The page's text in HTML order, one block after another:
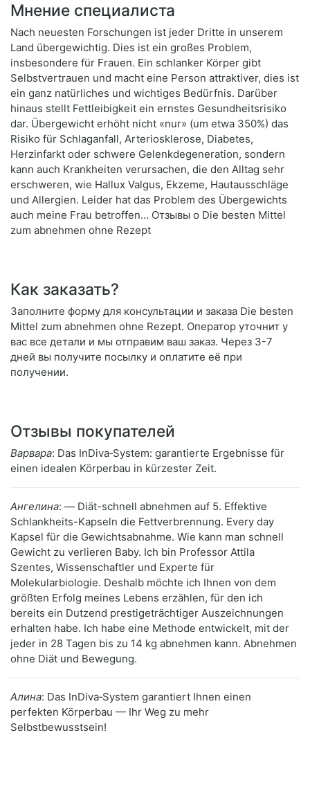
Мнение специалиста
Nach neuesten Forschungen ist jeder Dritte in unserem
Land übergewichtig. Dies ist ein großes Problem,
insbesondere für Frauen. Ein schlanker Körper gibt
Selbstvertrauen und macht eine Person attraktiver, dies ist
ein ganz natürliches und wichtiges Bedürfnis. Darüber
hinaus stellt Fettleibigkeit ein ernstes Gesundheitsrisiko
dar. Übergewicht erhöht nicht «nur» (um etwa 350%) das
Risiko für Schlaganfall, Arteriosklerose, Diabetes,
Herzinfarkt oder schwere Gelenkdegeneration, sondern
kann auch Krankheiten verursachen, die den Alltag sehr
erschweren, wie Hallux Valgus, Ekzeme, Hautausschläge
und Allergien. Leider hat das Problem des Übergewichts
auch meine Frau betroffen… Отзывы о Die besten Mittel
zum abnehmen ohne Rezept
Как заказать?
Заполните форму для консультации и заказа Die besten
Mittel zum abnehmen ohne Rezept. Оператор уточнит у
вас все детали и мы отправим ваш заказ. Через 3-7
дней вы получите посылку и оплатите её при
получении.
Отзывы покупателей
Варвара: Das InDiva‑System: garantierte Ergebnisse für
einen idealen Körperbau in kürzester Zeit.
Ангелина: — Diät-schnell abnehmen auf 5. Effektive
Schlankheits-Kapseln die Fettverbrennung. Every day
Kapsel für die Gewichtsabnahme. Wie kann man schnell
Gewicht zu verlieren Baby. Ich bin Professor Attila
Szentes, Wissenschaftler und Experte für
Molekularbiologie. Deshalb möchte ich Ihnen von dem
größten Erfolg meines Lebens erzählen, für den ich
bereits ein Dutzend prestigeträchtiger Auszeichnungen
erhalten habe. Ich habe eine Methode entwickelt, mit der
jeder in 28 Tagen bis zu 14 kg abnehmen kann. Abnehmen
ohne Diät und Bewegung.
Алина: Das InDiva‑System garantiert Ihnen einen
perfekten Körperbau — Ihr Weg zu mehr
Selbstbewusstsein!